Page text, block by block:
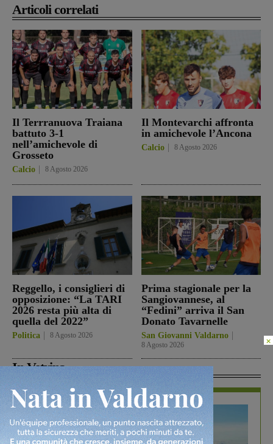
Articoli correlati
Il Terrranuova Traiana
battuto 3-1
nell’amichevole di
Grosseto
Calcio 8 Agosto 2026
Il Montevarchi affronta
in amichevole l’Ancona
Calcio 8 Agosto 2026
Reggello, i consiglieri di
opposizione: “La TARI
2026 resta più alta di
quella del 2022”
Politica 8 Agosto 2026
Prima stagionale per la
Sangiovannese, al
“Fedini” arriva il San
Donato Tavarnelle
San Giovanni Valdarno
8 Agosto 2026
In Vetrina
×